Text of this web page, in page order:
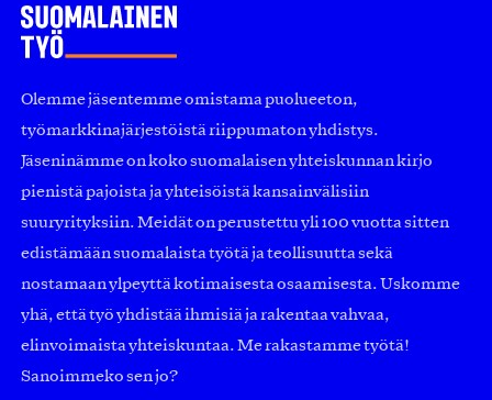
Olemme jäsentemme omistama puolueeton,
työmarkkinajärjestöistä riippumaton yhdistys.
Jäseninämme on koko suomalaisen yhteiskunnan kirjo
pienistä pajoista ja yhteisöistä kansainvälisiin
suuryrityksiin. Meidät on perustettu yli 100 vuotta sitten
edistämään suomalaista työtä ja teollisuutta sekä
nostamaan ylpeyttä kotimaisesta osaamisesta. Uskomme
yhä, että työ yhdistää ihmisiä ja rakentaa vahvaa,
elinvoimaista yhteiskuntaa. Me rakastamme työtä!
Sanoimmeko sen jo?